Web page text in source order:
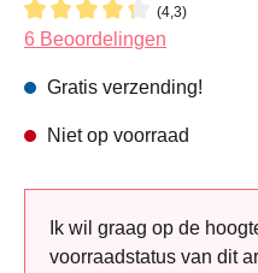
(4,3)
Gemiddelde waardering
6 Beoordelingen
Gratis verzending!
Niet op voorraad
Ik wil graag op de
voorraadstatus van dit